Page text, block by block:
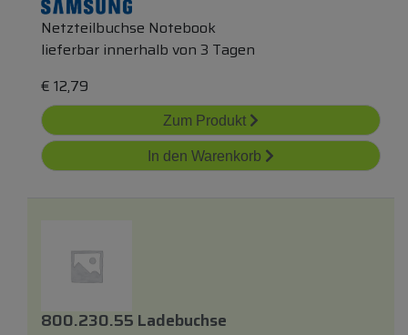
Netzteilbuchse Notebook
lieferbar innerhalb von 3 Tagen
€ 12,79
Zum Produkt
In den Warenkorb
800.230.55 Ladebuchse